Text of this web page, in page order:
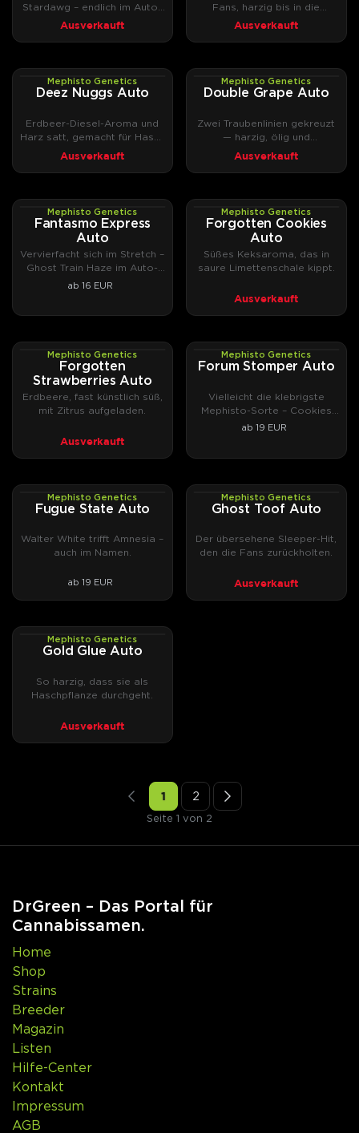
Stardawg – endlich im Auto-
Format.
Ausverkauft
Fans, harzig bis in die
Blattränder.
Ausverkauft
AUTOFEMMephisto Genetics
Deez Nuggs Auto
Erdbeer-Diesel-Aroma und
Harz satt, gemacht für Hasch
und Rosin
Ausverkauft
AUTOFEMMephisto Genetics
Double Grape Auto
Zwei Traubenlinien gekreuzt
— harzig, ölig und
ausgesprochen potent.
Ausverkauft
AUTOFEMMephisto Genetics
Fantasmo Express
Auto
Vervierfacht sich im Stretch –
Ghost Train Haze im Auto-
Format.
ab 16 EUR
AUTOFEMMephisto Genetics
Forgotten Cookies
Auto
Süßes Keksaroma, das in
saure Limettenschale kippt.
Ausverkauft
AUTOFEMMephisto Genetics
Forgotten
Strawberries Auto
Erdbeere, fast künstlich süß,
mit Zitrus aufgeladen.
Ausverkauft
AUTOFEMMephisto Genetics
Forum Stomper Auto
Vielleicht die klebrigste
Mephisto-Sorte – Cookies
aus dem Forum Cut.
ab 19 EUR
AUTOFEMMephisto Genetics
Fugue State Auto
Walter White trifft Amnesia –
auch im Namen.
ab 19 EUR
AUTOFEMMephisto Genetics
Ghost Toof Auto
Der übersehene Sleeper-Hit,
den die Fans zurückholten.
Ausverkauft
AUTOFEMMephisto Genetics
Gold Glue Auto
So harzig, dass sie als
Haschpflanze durchgeht.
Ausverkauft
1 2
Seite 1 von 2
DrGreen – Das Portal für
Cannabissamen.
Home
Shop
Strains
Breeder
Magazin
Listen
Hilfe-Center
Kontakt
Impressum
AGB